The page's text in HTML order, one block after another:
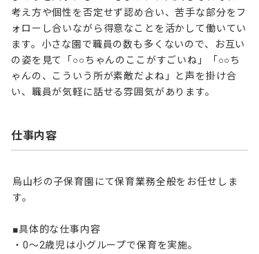
考え方や個性を否定せず認め合い、苦手な部分をフ
ォローし合いながら得意なことを活かして働いてい
ます。小さな園で職員の数も多くないので、お互い
の姿を見て「○○ちゃんのここがすごいね」「○○ち
ゃんの、こういう所が素敵だよね」と声を掛け合
い、職員が気軽に話せる雰囲気があります。
仕事内容
烏山杉の子保育園にて保育業務全般をお任せしま
す。
■具体的な仕事内容
・0～2歳児は小グループで保育を実施。